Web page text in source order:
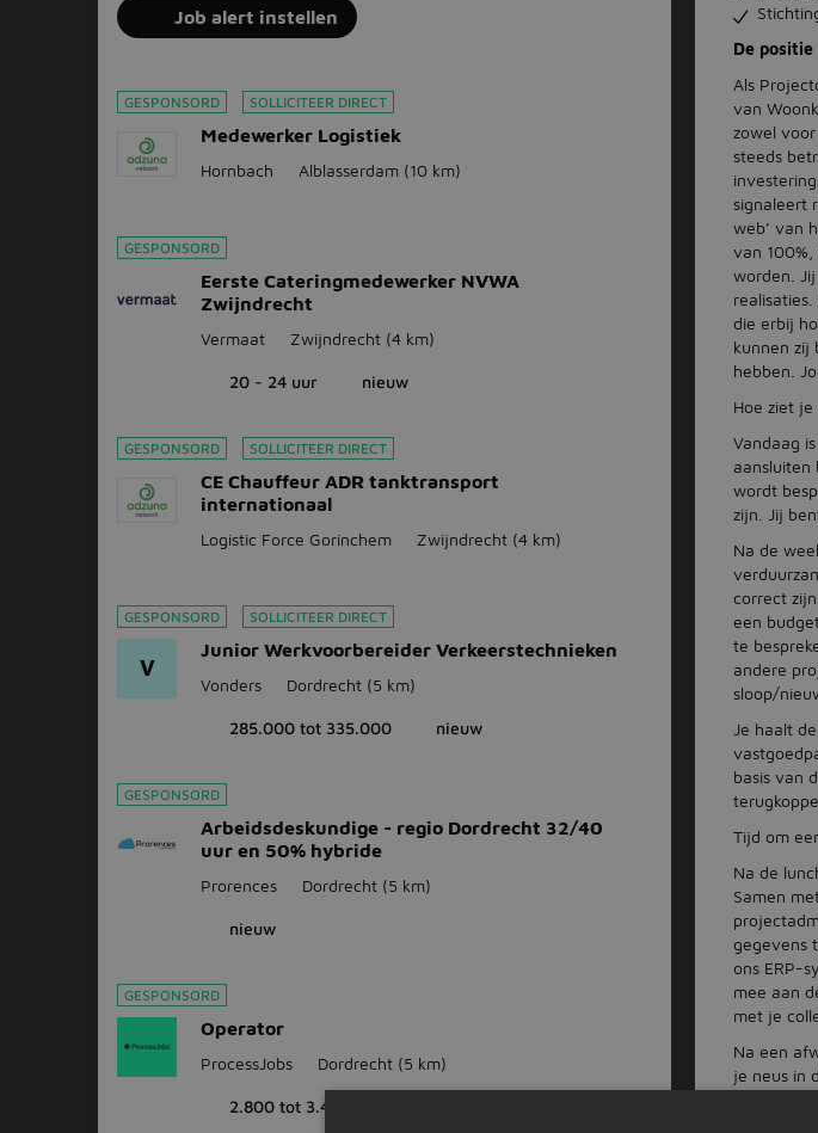
Job alert instellen
GESPONSORD SOLLICITEER DIRECT
Medewerker Logistiek
Hornbach Alblasserdam (10 km)
GESPONSORD
Eerste Cateringmedewerker NVWA
Zwijndrecht
Vermaat Zwijndrecht (4 km)
20 - 24 uur nieuw
GESPONSORD SOLLICITEER DIRECT
CE Chauffeur ADR tanktransport
internationaal
Logistic Force Gorinchem Zwijndrecht (4 km)
GESPONSORD SOLLICITEER DIRECT
V
Junior Werkvoorbereider Verkeerstechnieken
Vonders Dordrecht (5 km)
285.000 tot 335.000 nieuw
GESPONSORD
Arbeidsdeskundige - regio Dordrecht 32/40
uur en 50% hybride
Prorences Dordrecht (5 km)
nieuw
GESPONSORD
Operator
ProcessJobs Dordrecht (5 km)
2.800 tot 3.400
De positie
Als
van
zowel
steeds
signaleert
web’ van
van
worden.
die erbij
kunnen zij
hebben.
Hoe ziet
Vandaag
wordt
zijn. Jij
Na de
correct
een
te
andere
sloop/
Je haalt
basis van
Tijd om
Na de
Samen
gegevens
ons ERP-
mee aan
met je
Na een
je neus in